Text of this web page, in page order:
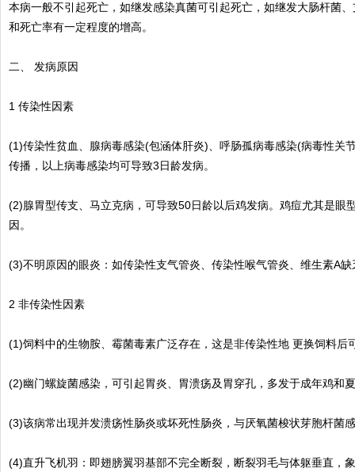
本病一般不引起死亡，如继发感染真菌可引起死亡，如继发大肠杆菌
和死亡率有一定程度的增高。
二、 发病原因
1 传染性因素
(1)传染性贫血、腺病毒感染(包涵体肝炎)、呼肠孤病毒感染(病毒性关
传播，以上病毒感染均可导致3日龄发病。
(2)腺胃型传支、马立克病，可导致50日龄以后鸡发病。鸡痘尤其是眼
因。
(3)不明原因的眼炎：如传染性支气管炎、传染性喉气管炎、维生素A
2 非传染性因素
(1)饲料中的生物胺、霉菌毒素广泛存在，这是非传染性地 更换饲料后
(2)幽门螺旋菌感染，可引起胃炎、胃溃疡及胃穿孔，多发于成年鸡和
(3)该病常出现并发溃疡性肠炎或坏死性肠炎，与厌氧菌梭状芽胞杆菌
(4)直升飞机羽：即翅膀翼羽基部不完全断裂，断裂羽毛与体躯垂直，